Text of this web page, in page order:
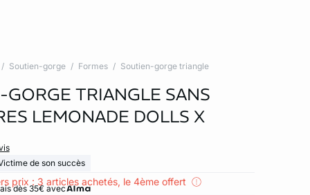
Soutien-gorge Formes Soutien-gorge triangle
TRIANGLE SANS
LEMONADE DOLLS X
prix : 3 articles achetés, le 4ème offert
de son succès
dès 35€ avec